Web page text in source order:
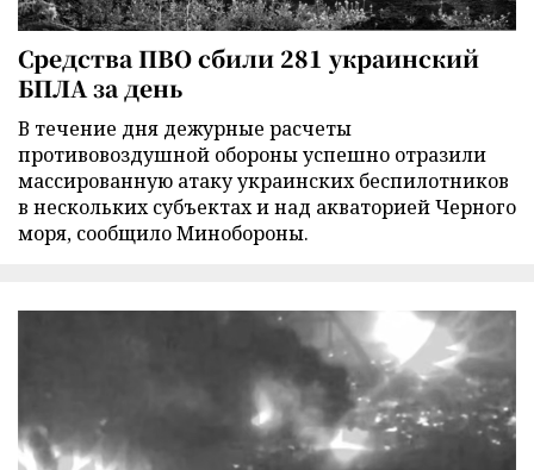
Средства ПВО сбили 281 украинский
БПЛА за день
В течение дня дежурные расчеты
противовоздушной обороны успешно отразили
массированную атаку украинских беспилотников
в нескольких субъектах и над акваторией Черного
моря, сообщило Минобороны.